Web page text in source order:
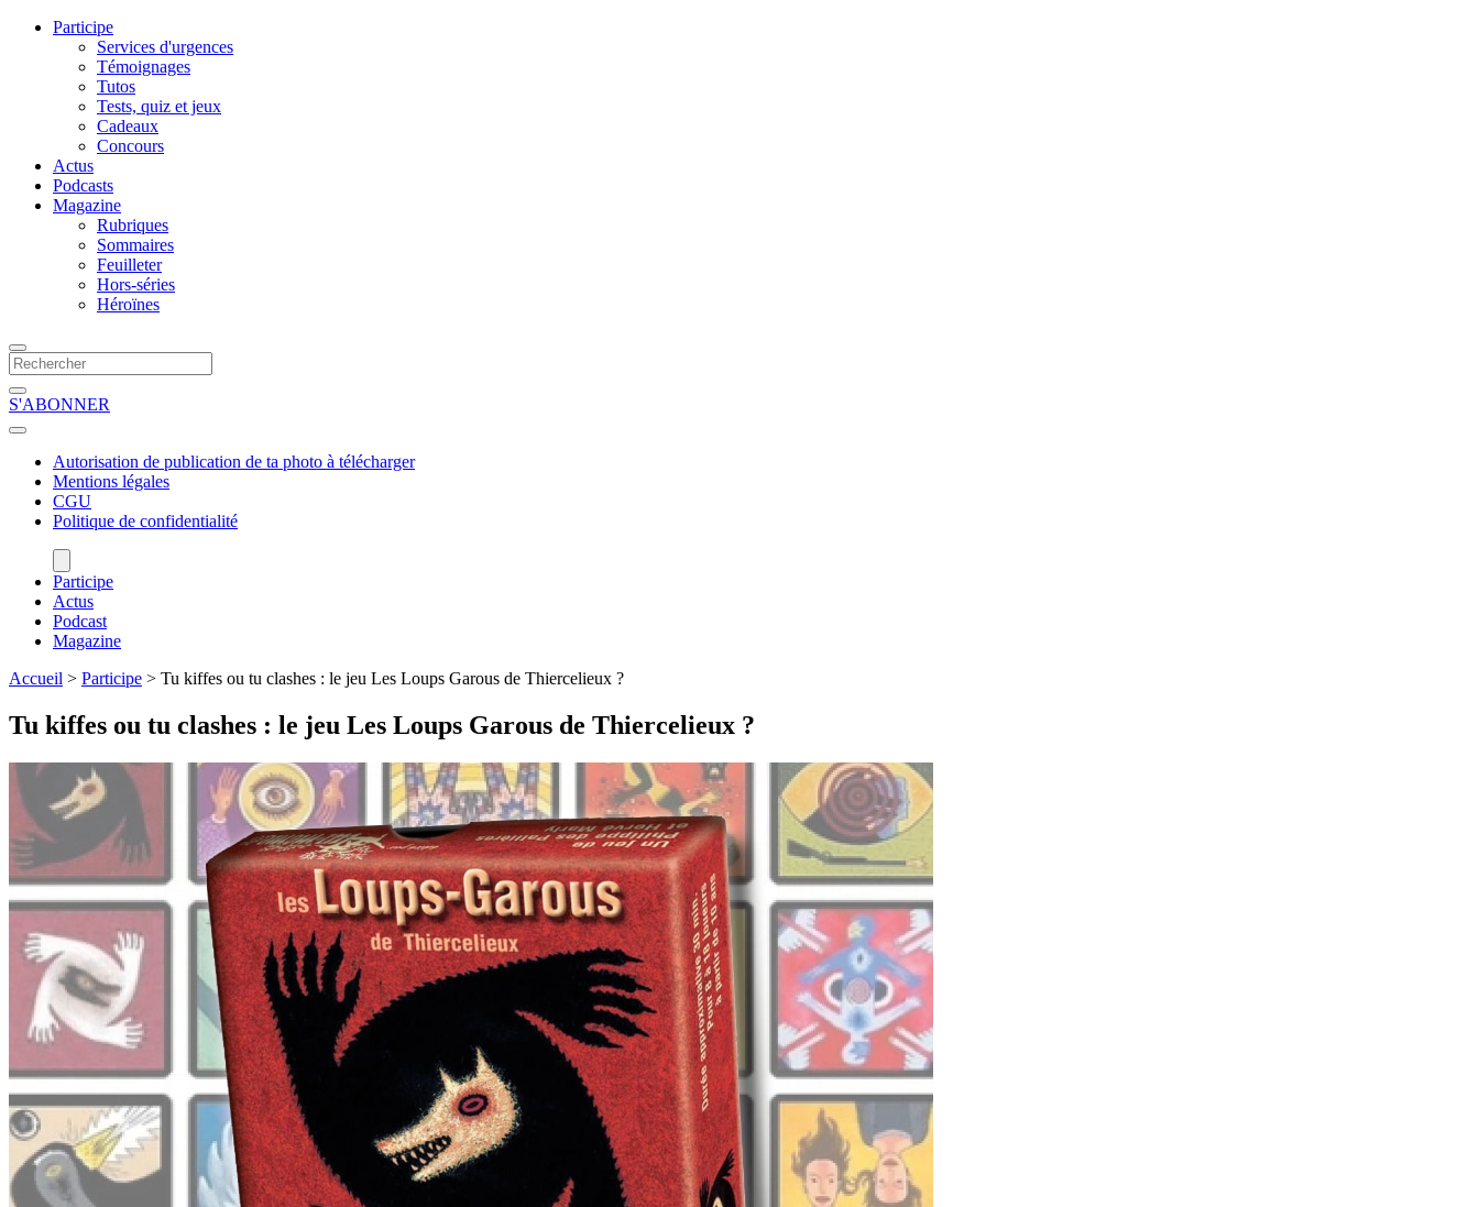
Participe
Services d'urgences
Témoignages
Tutos
Tests, quiz et jeux
Cadeaux
Concours
Actus
Podcasts
Magazine
Rubriques
Sommaires
Feuilleter
Hors-séries
Héroïnes
S'ABONNER
Autorisation de publication de ta photo à télécharger
Mentions légales
CGU
Politique de confidentialité
Participe
Actus
Podcast
Magazine
Accueil > Participe > Tu kiffes ou tu clashes : le jeu Les Loups Garous de Thiercelieux ?
Tu kiffes ou tu clashes : le jeu Les Loups Garous de Thiercelieux ?